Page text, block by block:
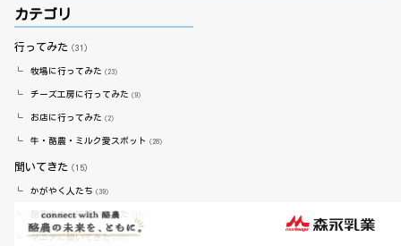
カテゴリ
行ってみた（31）
牧場に行ってみた（23）
チーズ工房に行ってみた（9）
お店に行ってみた（2）
牛・酪農・ミルク愛スポット（28）
聞いてきた（15）
かがやく人たち（39）
酪農家さんに聞いてきた
マニアに聞いてきた（16）